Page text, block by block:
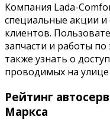
Компания Lada-
специальные акции и
клиентов.
запчасти и работы
также узнать о
проводимых на
Рейтинг
Маркса